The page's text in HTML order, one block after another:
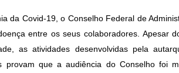
da Covid-19, o Conselho Federal de
entre os seus colaboradores. Apesar
as atividades desenvolvidas pela
provam que a audiência do Conselho foi